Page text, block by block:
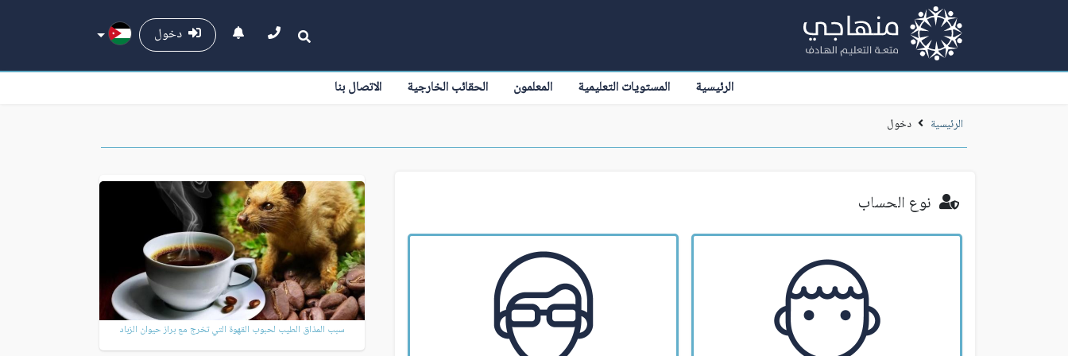
دخول
الرئيسية المستويات التعليمية المعلمون الحقائب الخارجية الاتصال بنا
الرئيسية دخول
نوع الحساب
سبب المذاق الطيب لحبوب القهوة التي تخرج مع براز حيوان الزباد